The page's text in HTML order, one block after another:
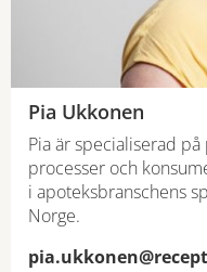
Pia Ukkonen
Pia är specialiserad
processer och
i apoteksbranschens
Norge.